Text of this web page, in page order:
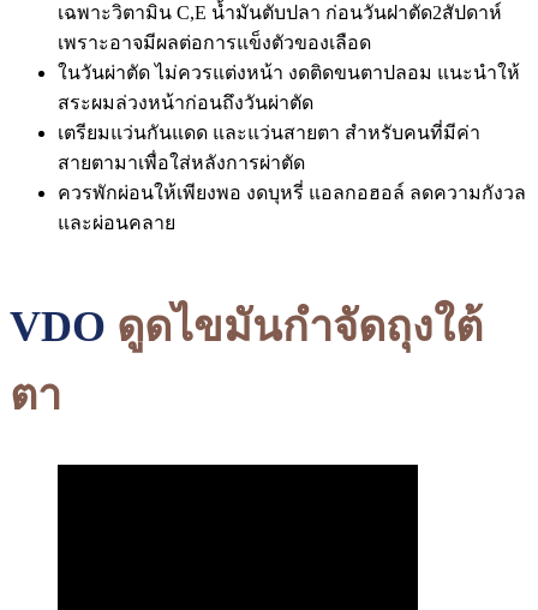
เฉพาะวิตามิน C,E น้ำมันตับปลา ก่อนวันฝาตัด2สัปดาห์
เพราะอาจมีผลต่อการแข็งตัวของเลือด
ในวันผ่าตัด ไม่ควรแต่งหน้า งดติดขนตาปลอม แนะนำให้
สระผมล่วงหน้าก่อนถึงวันผ่าตัด
เตรียมแว่นกันแดด และแว่นสายตา สำหรับคนที่มีค่า
สายตามาเพื่อใส่หลังการผ่าตัด
ควรพักผ่อนให้เพียงพอ งดบุหรี่ แอลกอฮอล์ ลดความกังวล
และผ่อนคลาย
VDO ดูดไขมันกำจัดถุงใต้
ตา